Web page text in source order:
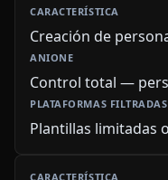
Creación de
Control total —
Plantillas limitadas